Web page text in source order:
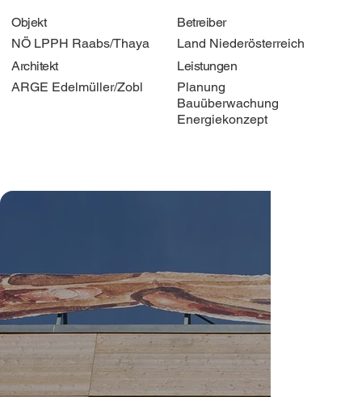
NÖ LPPH Raabs/Thaya
Objekt
Land Niederösterreich
Betreiber
ARGE Edelmüller/Zobl
Architekt
Planung
Bauüberwachung
Energiekonzept
Leistungen